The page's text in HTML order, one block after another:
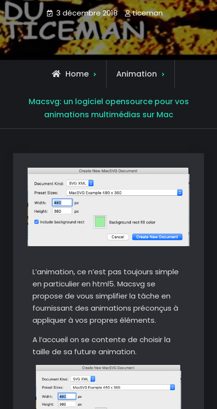
3 décembre 2018 ticeman
Home Animation
Macsvg: un logiciel opensource pour vos
animations multimédias sur Mac
L’animation, ce n’est pas toujours simple
en particulier en html5. Macsvg se
propose de vous simplifier la tâche en
fournissant des animations préconçus à
appliquer à vos propres éléments.
A l’accueil on se contente de choisir la
taille de sa future animation.